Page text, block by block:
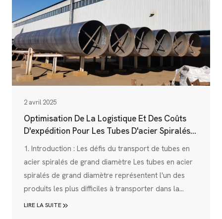
conduits rudimentaires à des...
2 avril 2025
Optimisation De La Logistique Et Des Coûts
D'expédition Pour Les Tubes D'acier Spiralés
De Grand Diamètre : Guide Complet
1. Introduction : Les défis du transport de tubes en
acier spiralés de grand diamètre Les tubes en acier
spiralés de grand diamètre représentent l'un des
produits les plus difficiles à transporter dans la
chaîne d'approvisionnement industrielle. Avec des
LIRE LA SUITE